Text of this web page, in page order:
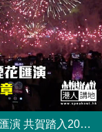
【新年快樂】逾40萬人欣賞維港跨年煙花匯演 共賀踏入2025新篇章